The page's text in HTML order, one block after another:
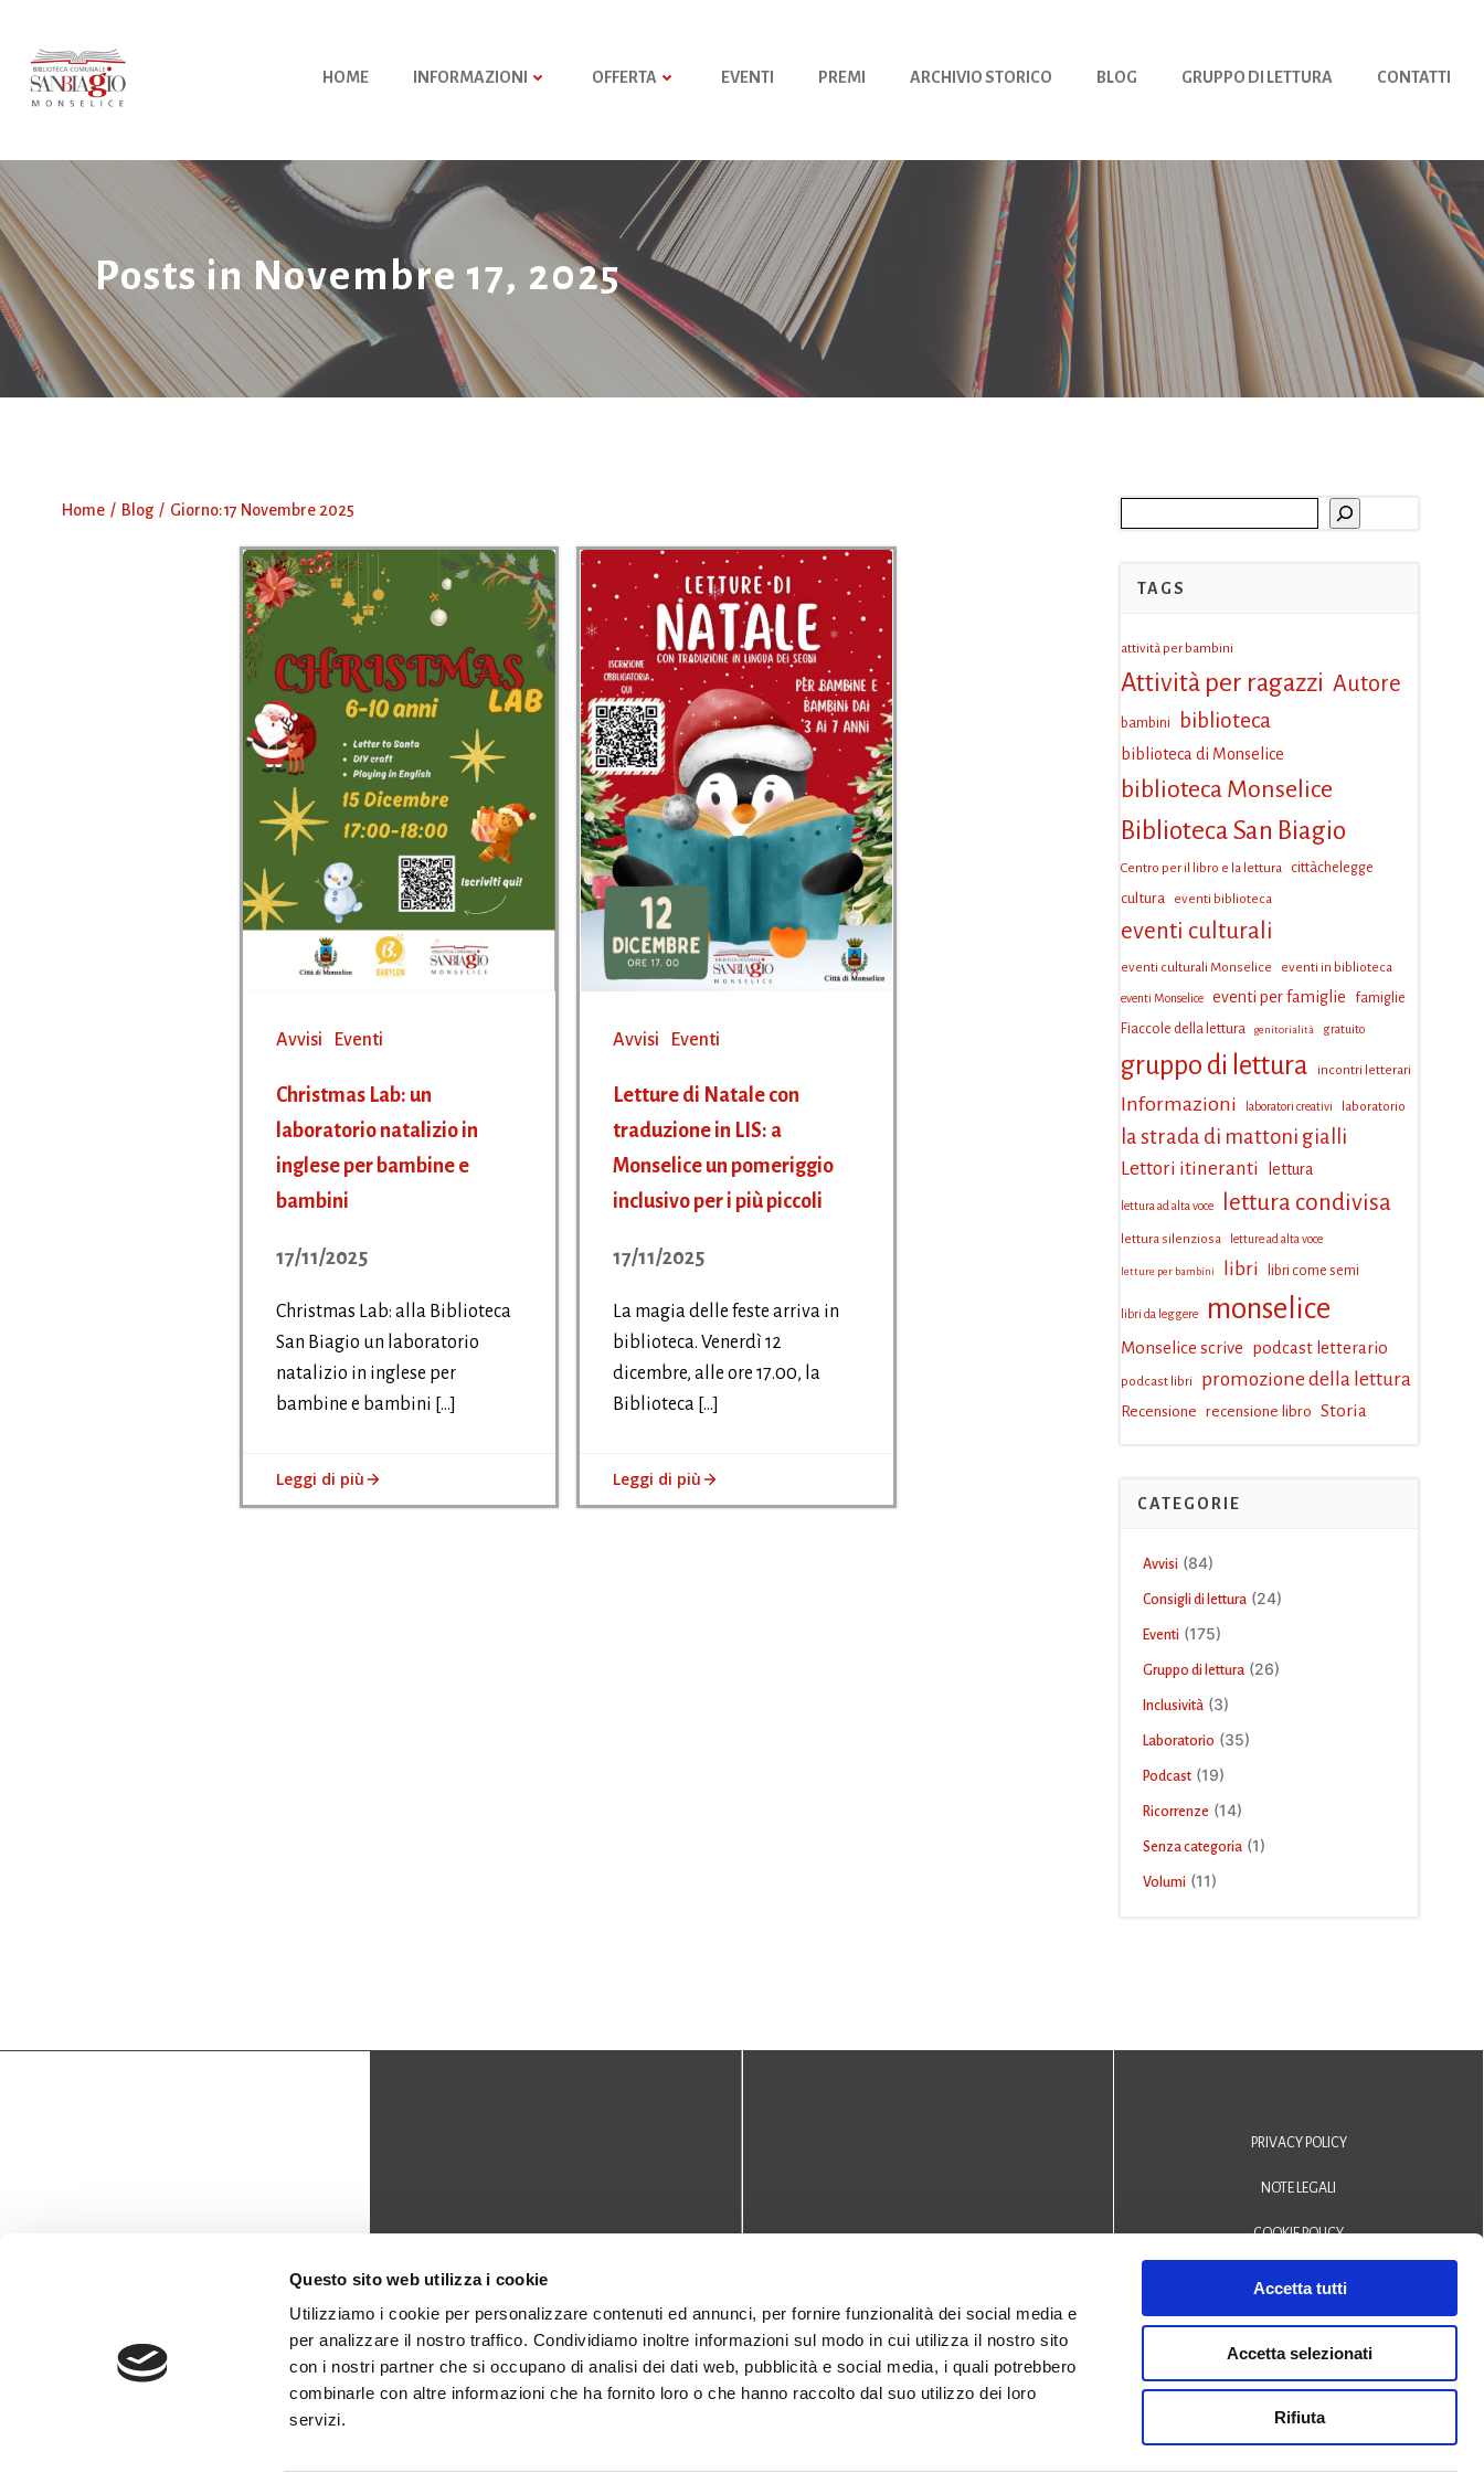
Questo sito web utilizza i cookie
Utilizziamo i cookie per personalizzare contenuti ed annunci, per fornire funzionalità dei social media e
per analizzare il nostro traffico. Condividiamo inoltre informazioni sul modo in cui utilizza il nostro sito
con i nostri partner che si occupano di analisi dei dati web, pubblicità e social media, i quali potrebbero
combinarle con altre informazioni che ha fornito loro o che hanno raccolto dal suo utilizzo dei loro
servizi.
Accetta tutti
Accetta selezionati
Rifiuta
contenuto
HOME INFORMAZIONI OFFERTA EVENTI PREMI ARCHIVIO STORICO BLOG GRUPPO DI LETTURA CONTATTI
Posts in Novembre 17, 2025
Home Blog Giorno:17 Novembre 2025
Avvisi Eventi
Christmas Lab: un
laboratorio natalizio in
inglese per bambine e
bambini
17/11/2025
Christmas Lab: alla Biblioteca
San Biagio un laboratorio
natalizio in inglese per
bambine e bambini […]
Leggi di più
Avvisi Eventi
Letture di Natale con
traduzione in LIS: a
Monselice un pomeriggio
inclusivo per i più piccoli
17/11/2025
La magia delle feste arriva in
biblioteca. Venerdì 12
dicembre, alle ore 17.00, la
Biblioteca […]
Leggi di più
TAGS
attività per bambini
Attività per ragazzi Autore
bambini biblioteca
biblioteca di Monselice
biblioteca Monselice
Biblioteca San Biagio
Centro per il libro e la lettura cittàchelegge
cultura eventi biblioteca
eventi culturali
eventi culturali Monselice eventi in biblioteca
eventi Monselice eventi per famiglie
famiglie
Fiaccole della lettura
genitorialità gratuito
gruppo di lettura incontri letterari
Informazioni laboratori creativi laboratorio
la strada di mattoni gialli
Lettori itineranti lettura
lettura ad alta voce lettura condivisa
lettura silenziosa letture ad alta voce
letture per bambini libri libri come semi
libri da leggere monselice
Monselice scrive podcast letterario
podcast libri promozione della lettura
Recensione recensione libro Storia
CATEGORIE
Avvisi (84)
Consigli di lettura(24)
Eventi (175)
Gruppo di lettura(26)
Inclusività(3)
Laboratorio (35)
Podcast(19)
Ricorrenze (14)
Senza categoria(1)
Volumi (11)
biblioteca@comune.monselice.padova.it
0429 - 1905714
Via San Biagio,10
35043 Monselice (PD)
PRIVACY POLICY
NOTE LEGALI
COOKIE POLICY
DICHIARAZIONE DI ACCESSIBILITÀ
© 2024 Biblioteca Comunale
San Biagio Monselice -